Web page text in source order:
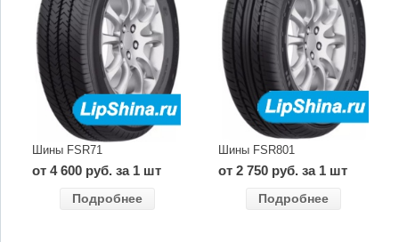
Шины FSR71
от 4 600 руб. за 1 шт
Подробнее
Шины FSR801
от 2 750 руб. за 1 шт
Подробнее